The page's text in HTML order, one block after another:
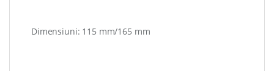
Dimensiuni: 115 mm/165 mm